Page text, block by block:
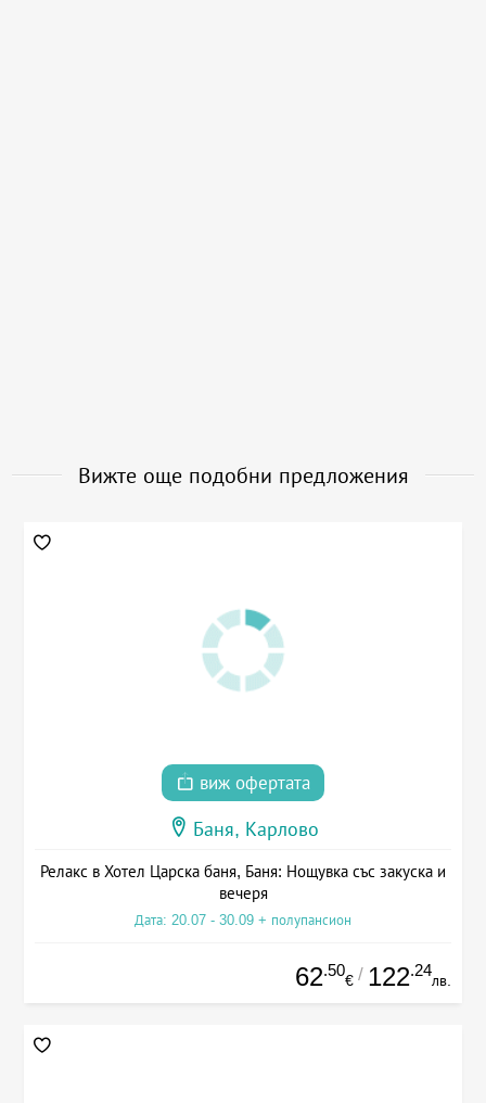
Вижте още подобни предложения
виж офертата
Баня, Карлово
Релакс в Хотел Царска баня, Баня: Нощувка със закуска и
вечеря
Дата: 20.07 - 30.09 + полупансион
62.50
€ / 122.24
лв.